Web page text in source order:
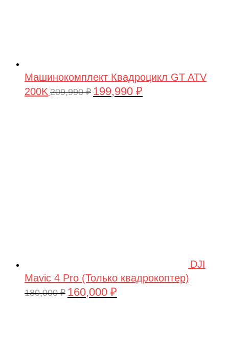
Машинокомплект Квадроцикл GT ATV
200K 209,990₽ Первоначальная
199,990 ₽
DJI
Mavic 4 Pro (Только квадрокоптер)
180,000₽ Первоначальная
160,000 ₽